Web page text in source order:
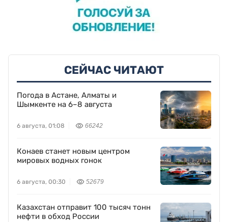
СЕЙЧАС ЧИТАЮТ
Погода в Астане, Алматы и
Шымкенте на 6–8 августа
6 августа, 01:08 66242
Конаев станет новым центром
мировых водных гонок
6 августа, 00:30 52679
Казахстан отправит 100 тысяч тонн
нефти в обход России